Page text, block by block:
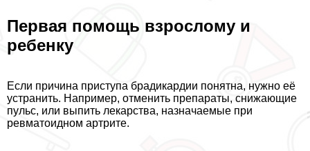
Первая помощь взрослому и
ребенку
Если причина приступа брадикардии понятна, нужно её
устранить. Например, отменить препараты, снижающие
пульс, или выпить лекарства, назначаемые при
ревматоидном артрите.